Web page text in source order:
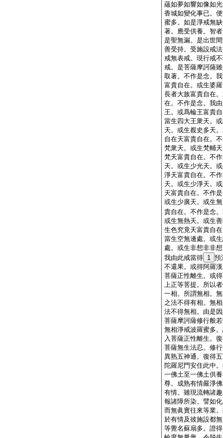
蘊如夢如響如像如
香城如變化事已。
蜜多。如是淨戒無
著。應受供養。智
是聖無漏。是出世
善受持。受施設戒
戒無表戒。現行戒
戒。是菩薩摩訶薩
取著。不作是念。
富貴自在。或生婆
長者大族富貴自在
在。不作是念。我
王。或爲輪王富貴
當生四大王衆天。
天。或生覩史多天
自在天富貴自在。
梵衆天。或生梵輔
梵天富貴自在。不
天。或生少光天。
淨天富貴自在。不
天。或生少淨天。
天富貴自在。不作
或生少廣天。或生
貴自在。不作是念
或生無熱天。或生
生色究竟天富貴自
當生空無邊處。或
處。或生非想非非
我由此戒當得 1 預
不還果。或得阿羅
菩薩正性離生。或
上正等菩提。所以
一相。所謂無相。
之法不得有相。無
法不得無相。由是
菩薩摩訶薩修行般
無相淨戒波羅蜜多
入菩薩正性離生。
菩薩無生法忍。修
異熟五神通。復得
陀羅尼門安住此中
一佛土至一佛土供
尊。成熟有情嚴淨
有情。雖現流轉諸
報諸障所染。譬如
而無眞實往來等業
於有情及彼施設都
等覺名蘇扇多。證